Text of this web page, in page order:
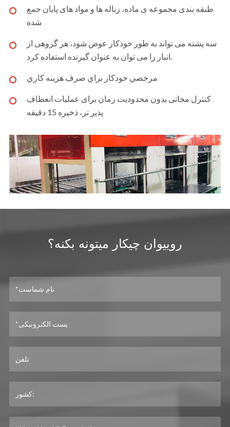
طبقه بندی مجموعه ی ماده، زباله ها و مواد های پایان جمع
شده
سه پشته می تواند به طور خودکار عوض شود، هر گروهی از
انبار را می توان به عنوان گیرنده استفاده کرد.
مرخصي خودکار براي صرف هزينه کاري
کنترل مجانی بدون محدودیت زمان برای عملیات انعطاف
پذیر تر، ذخیره 15 دقیقه
روييوان چيکار ميتونه بکنه؟